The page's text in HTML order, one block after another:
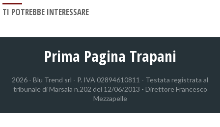
TI POTREBBE INTERESSARE
Prima Pagina Trapani
2026 - Blu Trend srl - P. IVA 02894610811 - Testata registrata al
tribunale di Marsala n.202 del 12/06/2013 - Direttore Francesco
Mezzapelle